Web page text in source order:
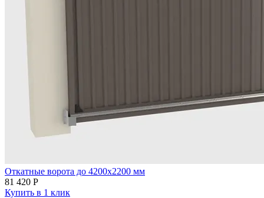
Откатные ворота до 4200х2200 мм
81 420 Р
Купить в 1 клик